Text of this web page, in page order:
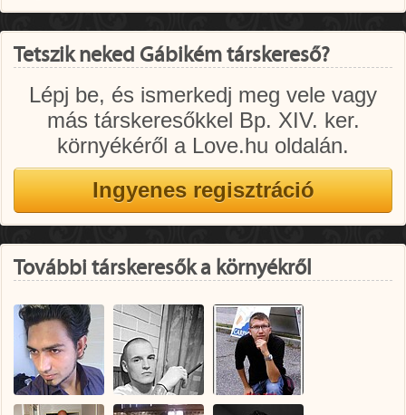
Tetszik neked Gábikém társkereső?
Lépj be, és ismerkedj meg vele vagy
más társkeresőkkel Bp. XIV. ker.
környékéről a Love.hu oldalán.
További társkeresők a környékről